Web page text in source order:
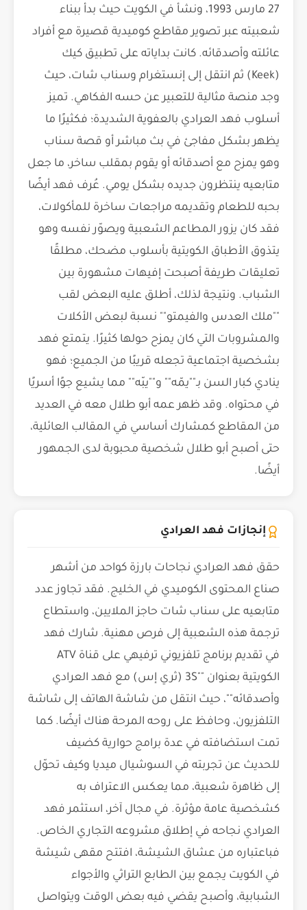
27 مارس 1993، ونشأ في الكويت حيث بدأ ببناء
شعبيته عبر تصوير مقاطع كوميدية قصيرة مع أفراد
عائلته وأصدقائه. كانت بداياته على تطبيق كيك
(Keek) ثم انتقل إلى إنستغرام وسناب شات، حيث
وجد منصة مثالية للتعبير عن حسه الفكاهي. تميز
أسلوب فهد العرادي بالعفوية الشديدة؛ فكثيرًا ما
يظهر بشكل مفاجئ في بث مباشر أو قصة سناب
وهو يمزح مع أصدقائه أو يقوم بمقلب ساخر، ما جعل
متابعيه ينتظرون جديده بشكل يومي. عُرف فهد أيضًا
بحبه للطعام وتقديمه مراجعات ساخرة للمأكولات،
فقد كان يزور المطاعم الشعبية ويصوّر نفسه وهو
يتذوق الأطباق الكويتية بأسلوب مضحك، مطلقًا
تعليقات طريفة أصبحت إفيهات مشهورة بين
الشباب. ونتيجة لذلك، أطلق عليه البعض لقب
""ملك العدس والفيمتو"" نسبة لبعض الأكلات
والمشروبات التي كان يمزح حولها كثيرًا. يتمتع فهد
بشخصية اجتماعية تجعله قريبًا من الجميع؛ فهو
ينادي كبار السن بـ""يمّه"" و""يبّه"" مما يشيع جوًا أسريًا
في محتواه. وقد ظهر عمه أبو طلال معه في العديد
من المقاطع كمشارك أساسي في المقالب العائلية،
حتى أصبح أبو طلال شخصية محبوبة لدى الجمهور
أيضًا.
إنجازات فهد العرادي
حقق فهد العرادي نجاحات بارزة كواحد من أشهر
صناع المحتوى الكوميدي في الخليج. فقد تجاوز عدد
متابعيه على سناب شات حاجز الملايين، واستطاع
ترجمة هذه الشعبية إلى فرص مهنية. شارك فهد
في تقديم برنامج تلفزيوني ترفيهي على قناة ATV
الكويتية بعنوان ""3S (ثري إس) مع فهد العرادي
وأصدقائه""، حيث انتقل من شاشة الهاتف إلى شاشة
التلفزيون، وحافظ على روحه المرحة هناك أيضًا. كما
تمت استضافته في عدة برامج حوارية كضيف
للحديث عن تجربته في السوشيال ميديا وكيف تحوّل
إلى ظاهرة شعبية، مما يعكس الاعتراف به
كشخصية عامة مؤثرة. في مجال آخر، استثمر فهد
العرادي نجاحه في إطلاق مشروعه التجاري الخاص.
فباعتباره من عشاق الشيشة، افتتح مقهى شيشة
في الكويت يجمع بين الطابع التراثي والأجواء
الشبابية، وأصبح يقضي فيه بعض الوقت ويتواصل